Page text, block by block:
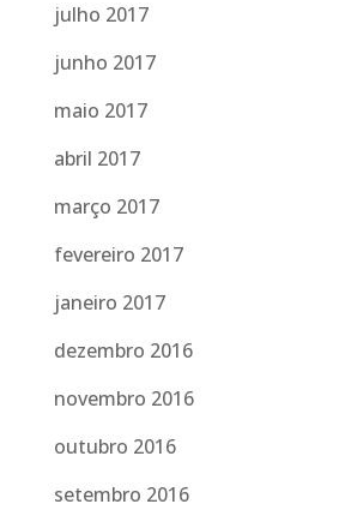
julho 2017
junho 2017
maio 2017
abril 2017
março 2017
fevereiro 2017
janeiro 2017
dezembro 2016
novembro 2016
outubro 2016
setembro 2016